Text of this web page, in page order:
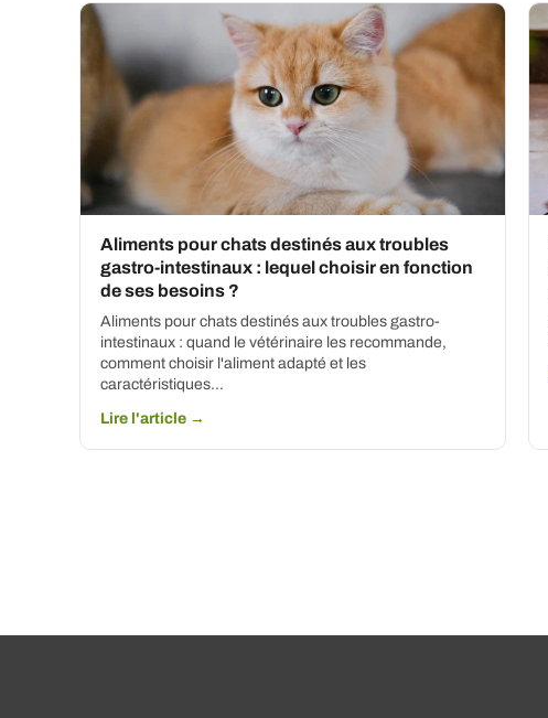
Aliments pour chats destinés aux troubles
gastro-intestinaux : lequel choisir en fonction
de ses besoins ?
Aliments pour chats destinés aux troubles gastro-
intestinaux : quand le vétérinaire les recommande,
comment choisir l'aliment adapté et les
caractéristiques…
Lire l'article →